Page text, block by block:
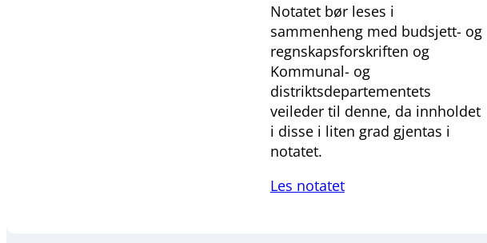
Notatet bør leses i
sammenheng med budsjett- og
regnskapsforskriften og
Kommunal- og
distriktsdepartementets
veileder til denne, da innholdet
i disse i liten grad gjentas i
notatet.
Les notatet